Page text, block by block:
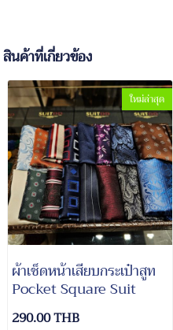
สินค้าที่เกี่ยวข้อง
ใหม่ล่าสุด
ผ้าเช็ดหน้าเสียบกระเป๋าสูท
Pocket Square Suit
290.00 THB